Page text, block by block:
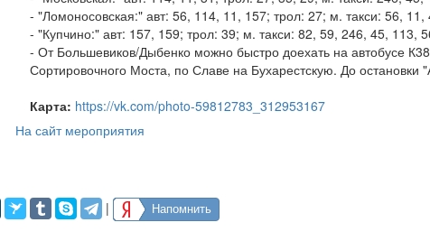
- "Ломоносовская:" авт: 56, 114, 11, 157; трол: 27; м. такси: 56, 11,
- "Купчино:" авт: 157, 159; трол: 39; м. такси: 82, 59, 246, 45, 113,
- От Большевиков/Дыбенко можно быстро доехать на автобусе
Сортировочного Моста, по Славе на Бухарестскую. До остановки
Карта: https://vk.com/photo-59812783_312953167
На сайт мероприятия
| Напомнить